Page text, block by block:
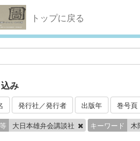
トップに戻る
み
発行社／発行者 出版年 巻号頁
大日本雄弁会講談社 キーワード